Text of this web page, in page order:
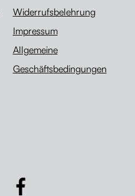
Widerrufsbelehrung
Impressum
Allgemeine
Geschäftsbedingungen